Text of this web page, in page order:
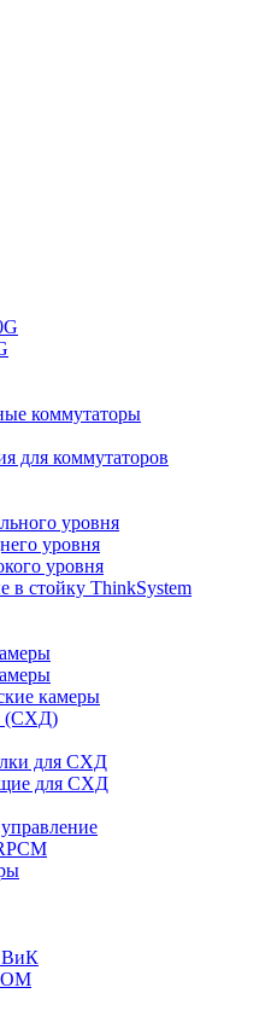
коммутаторы
для коммутаторов
уровня
уровня
уровня
в стойку ThinkSystem
камеры
(СХД)
для СХД
для СХД